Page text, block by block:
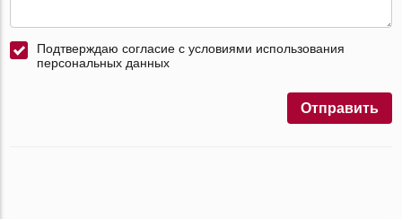
Подтверждаю согласие с условиями использования
персональных данных
Отправить